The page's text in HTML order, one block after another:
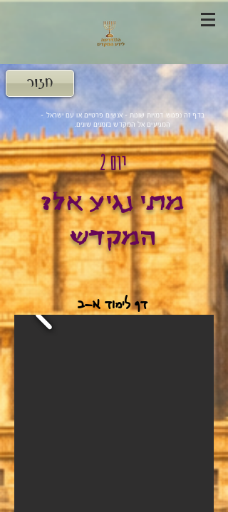
חזור
בדף זה נפגוש דמויות שונות - אנשים פרטיים או עם ישראל -
המגיעים אל המקדש בזמנים שונים.
יום 2
?מתי נגיע אל
המקדש
דף לימוד א-ב